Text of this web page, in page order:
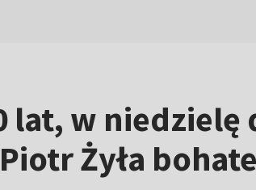
lat, w
Żyła